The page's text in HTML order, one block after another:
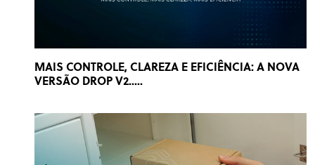
MAIS CONTROLE, CLAREZA E EFICIÊNCIA: A NOVA
VERSÃO DROP V2.....